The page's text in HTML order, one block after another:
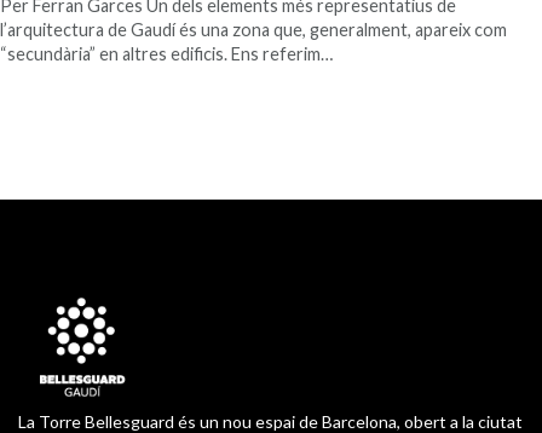
Per Ferran Garces Un dels elements més representatius de
l’arquitectura de Gaudí és una zona que, generalment, apareix com
“secundària” en altres edificis. Ens referim…
La Torre Bellesguard és un nou espai de Barcelona, obert a la ciutat